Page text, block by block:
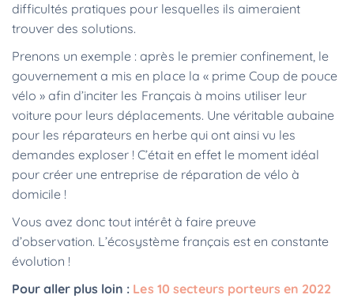
difficultés pratiques pour lesquelles ils aimeraient
trouver des solutions.
Prenons un exemple : après le premier confinement, le
gouvernement a mis en place la « prime Coup de pouce
vélo » afin d’inciter les Français à moins utiliser leur
voiture pour leurs déplacements. Une véritable aubaine
pour les réparateurs en herbe qui ont ainsi vu les
demandes exploser ! C’était en effet le moment idéal
pour créer une entreprise de réparation de vélo à
domicile !
Vous avez donc tout intérêt à faire preuve
d’observation. L’écosystème français est en constante
évolution !
Pour aller plus loin : Les 10 secteurs porteurs en 2022